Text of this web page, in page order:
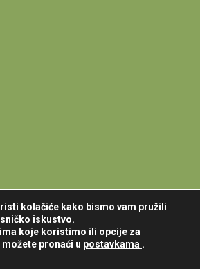
kolačiće kako bismo vam pružili
iskustvo.
koje koristimo ili opcije za
pronaći u postavkama .